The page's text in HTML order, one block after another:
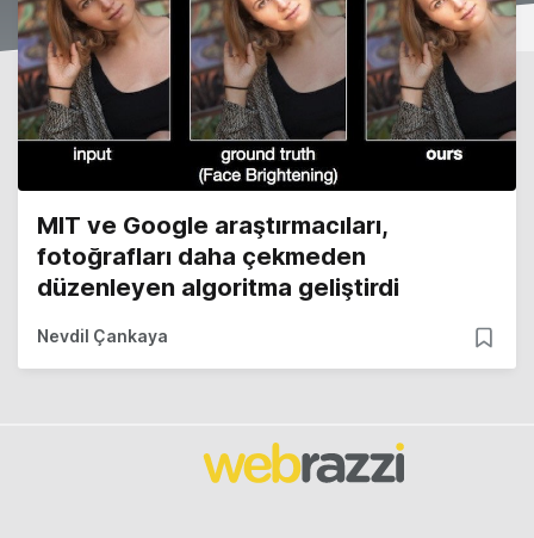
MIT ve Google araştırmacıları,
fotoğrafları daha çekmeden
düzenleyen algoritma geliştirdi
Nevdil Çankaya